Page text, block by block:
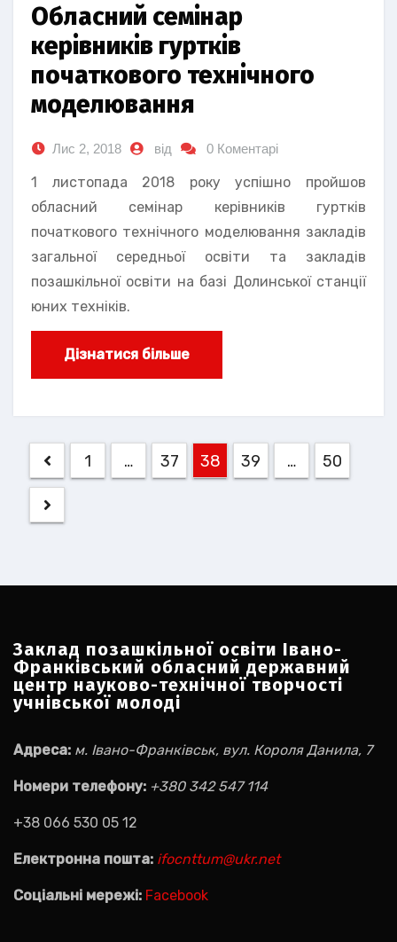
Обласний семінар
керівників гуртків
початкового технічного
моделювання
Лис 2, 2018 від 0 Коментарі
1 листопада 2018 року успішно пройшов
обласний семінар керівників гуртків
початкового технічного моделювання закладів
загальної середньої освіти та закладів
позашкільної освіти на базі Долинської станції
юних техніків.
Дізнатися більше
Навігація
записів
1 … 37 38 39 … 50
Заклад позашкільної освіти Івано-
Франківський обласний державний
центр науково-технічної творчості
учнівської молоді
Адреса: м. Івано-Франківськ, вул. Короля Данила, 7
Номери телефону: +380 342 547 114
+38 066 530 05 12
Електронна пошта: ifocnttum@ukr.net
Соціальні мережі: Facebook